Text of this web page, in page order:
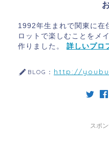
1992年生まれで関東に在
ロットで楽しむことをメ
作りました。 詳しいプロ
BLOG： http://
スポ